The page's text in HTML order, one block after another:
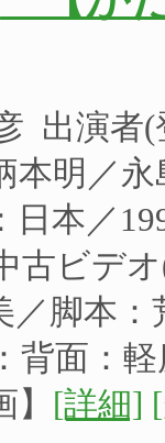
出演者
本明／
日本／
古ビデ
／脚本
背面：
[詳細]